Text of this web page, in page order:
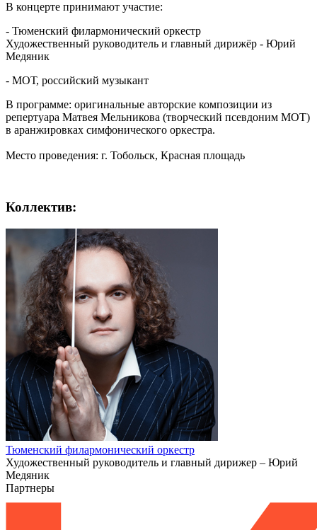
В концерте принимают участие:
- Тюменский филармонический оркестр
Художественный руководитель и главный дирижёр - Юрий
Медяник
- МОТ, российский музыкант
В программе: оригинальные авторские композиции из
репертуара Матвея Мельникова (творческий псевдоним МОТ)
в аранжировках симфонического оркестра.
Место проведения: г. Тобольск, Красная площадь
Коллектив:
Тюменский филармонический оркестр
Художественный руководитель и главный дирижер – Юрий
Медяник
Партнеры